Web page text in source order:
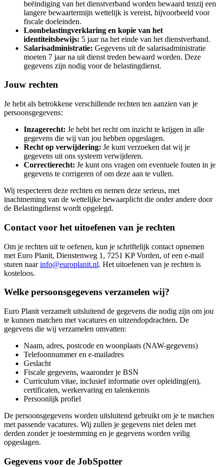
beëindiging van het dienstverband worden bewaard tenzij een
langere bewaartermijn wettelijk is vereist, bijvoorbeeld voor
fiscale doeleinden.
Loonbelastingverklaring en kopie van het
identiteitsbewijs: 5 jaar na het einde van het dienstverband.
Salarisadministratie: Gegevens uit de salarisadministratie
moeten 7 jaar na uit dienst treden bewaard worden. Deze
gegevens zijn nodig voor de belastingdienst.
Jouw rechten
Je hebt als betrokkene verschillende rechten ten aanzien van je
persoonsgegevens:
Inzagerecht: Je hebt het recht om inzicht te krijgen in alle
gegevens die wij van jou hebben opgeslagen.
Recht op verwijdering: Je kunt verzoeken dat wij je
gegevens uit ons systeem verwijderen.
Correctierecht: Je kunt ons vragen om eventuele fouten in je
gegevens te corrigeren of om deze aan te vullen.
Wij respecteren deze rechten en nemen deze serieus, met
inachtneming van de wettelijke bewaarplicht die onder andere door
de Belastingdienst wordt opgelegd.
Contact voor het uitoefenen van je rechten
Om je rechten uit te oefenen, kun je schriftelijk contact opnemen
met Euro Planit, Dienstenweg 1, 7251 KP Vorden, of een e-mail
sturen naarinfo@europlanit.nl. Het uitoefenen van je rechten is
kosteloos.
Welke persoonsgegevens verzamelen wij?
Euro Planit verzamelt uitsluitend de gegevens die nodig zijn om jou
te kunnen matchen met vacatures en uitzendopdrachten. De
gegevens die wij verzamelen omvatten:
Naam, adres, postcode en woonplaats (NAW-gegevens)
Telefoonnummer en e-mailadres
Geslacht
Fiscale gegevens, waaronder je BSN
Curriculum vitae, inclusief informatie over opleiding(en),
certificaten, werkervaring en talenkennis
Persoonlijk profiel
De persoonsgegevens worden uitsluitend gebruikt om je te matchen
met passende vacatures. Wij zullen je gegevens niet delen met
derden zonder je toestemming en je gegevens worden veilig
opgeslagen.
Gegevens voor de JobSpotter